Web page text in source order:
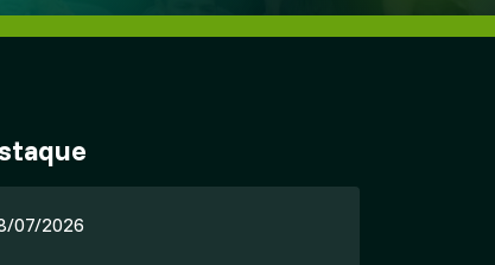
07/2026